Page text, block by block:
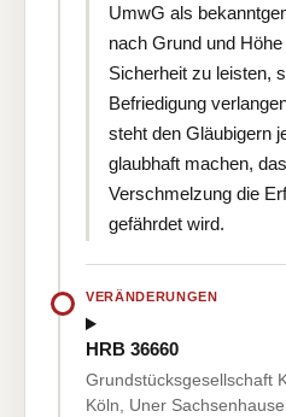
UmwG als
nach Grund und
Sicherheit zu leisten,
Befriedigung
steht den Gläubigern
glaubhaft machen,
Verschmelzung die
gefährdet wird.
VERÄNDERUNGEN
HRB 36660
Grundstücksgesellschaft
Köln, Uner